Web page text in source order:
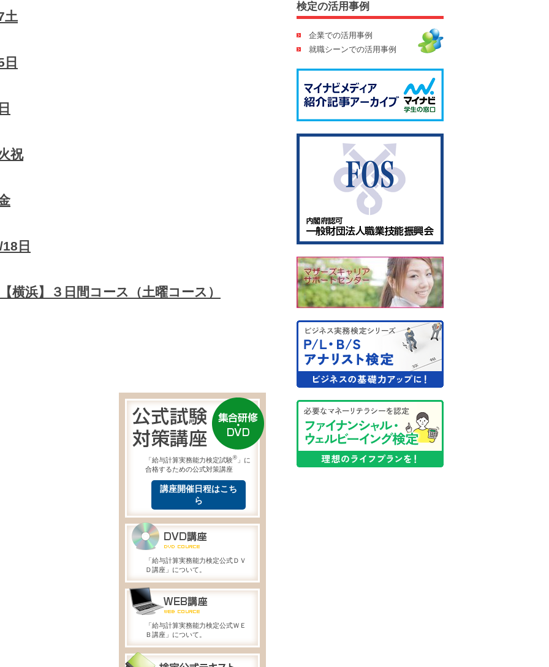
土
祝
日
横浜】３日間コース（土曜コース）
「給与計算実務能力検定試験® 」に
合格するための公式対策講座
講座開催日程はこち
ら
「給与計算実務能力検定公式ＤＶ
Ｄ講座」について。
「給与計算実務能力検定公式ＷＥ
Ｂ講座」について。
検定の活用事例
企業での活用事例
就職シーンでの活用事例